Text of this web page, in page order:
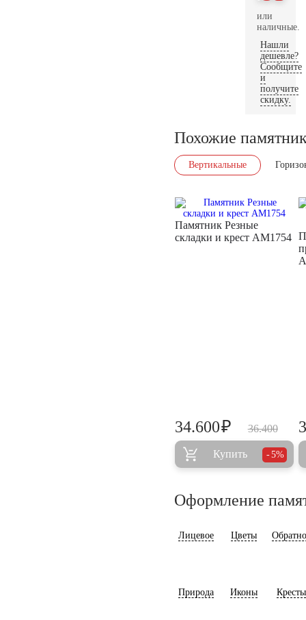
или
наличные.
Нашли
дешевле?
Сообщите
и
получите
скидку.
Похожие
Вертикальные
Памятник Резные
складки и крест AM1754
36.400
34.600₽
Купить 5%
Оформление
Лицевое Цветы
Природа Иконы Кресты